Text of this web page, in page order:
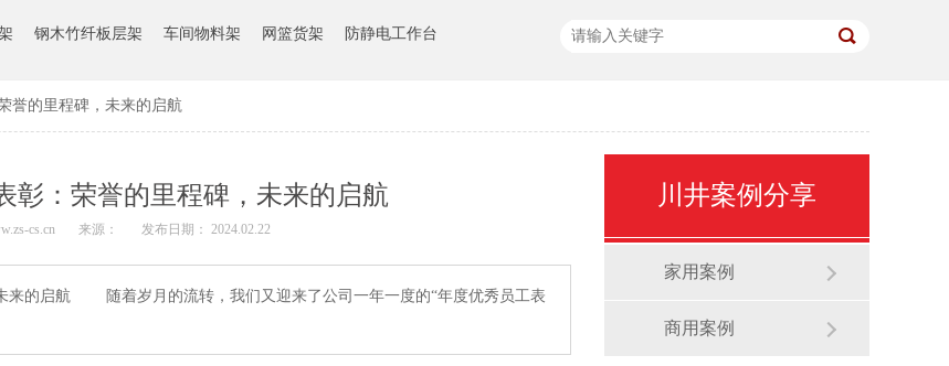
钢木竹纤板层架 车间物料架 网篮货架 防静电工作台
誉的里程碑，未来的启航
彰：荣誉的里程碑，未来的启航
cs.cn 来源： 发布日期： 2024.02.22
的启航 随着岁月的流转，我们又迎来了公司一年一度的“年度优秀员工表
川井案例分享
家用案例
商用案例